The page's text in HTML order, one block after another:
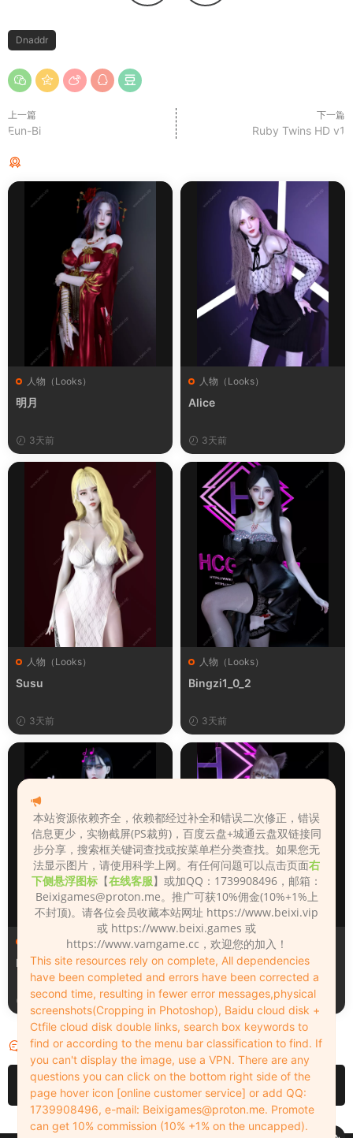
Dnaddr
上一篇
Eun-Bi
下一篇
Ruby Twins HD v1
人物（Looks）
明月
3天前
人物（Looks）
Alice
3天前
人物（Looks）
Susu
3天前
人物（Looks）
Bingzi1_0_2
3天前
人物（Looks）
Monica_2_2_2
3天前
人物（Looks）
Lizhen2025
4天前
评论 0
请先登录
本站资源依赖齐全，依赖都经过补全和错误二次修正，错误
信息更少，实物截屏(PS裁剪)，百度云盘+城通云盘双链接同
步分享，搜索框关键词查找或按菜单栏分类查找。如果您无
法显示图片，请使用科学上网。有任何问题可以点击页面右
下侧悬浮图标 【在线客服】或加QQ：1739908496，邮箱：
Beixigames@proton.me。推广可获10%佣金(10%+1%上
不封顶)。请各位会员收藏本站网址 https://www.beixi.vip
或 https://www.beixi.games 或
https://www.vamgame.cc，欢迎您的加入！
This site resources rely on complete, All dependencies
have been completed and errors have been corrected a
second time, resulting in fewer error messages,physical
screenshots(Cropping in Photoshop), Baidu cloud disk +
Ctfile cloud disk double links, search box keywords to
find or according to the menu bar classification to find. If
you can't display the image, use a VPN. There are any
questions you can click on the bottom right side of the
page hover icon [online customer service] or add QQ:
1739908496, e-mail: Beixigames@proton.me. Promote
can get 10% commission (10% +1% on the uncapped).